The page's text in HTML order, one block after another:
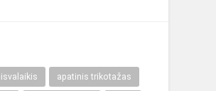
apatinis trikotažas